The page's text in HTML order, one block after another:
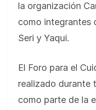
la organización
como integrantes
Seri y Yaqui.
El Foro para el
realizado durante
como parte de la